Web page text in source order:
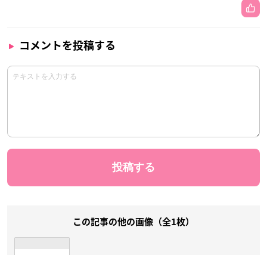
コメントを投稿する
この記事の他の画像（全1枚）